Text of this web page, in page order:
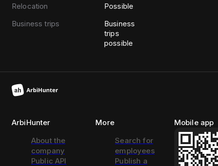
Relocation
Possible
Business trips
Business
trips
possible
ArbiHunter
About the
company
Public API
More
Search for
employees
Publish a
Mobile app